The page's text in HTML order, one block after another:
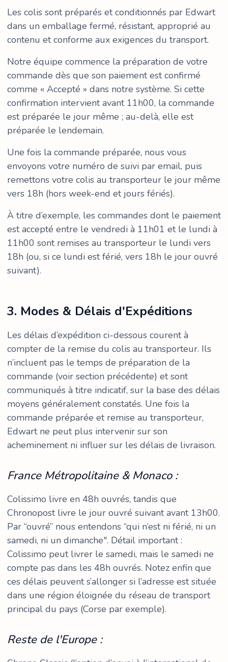
Les colis sont préparés et conditionnés par Edwart
dans un emballage fermé, résistant, approprié au
contenu et conforme aux exigences du transport.
Notre équipe commence la préparation de votre
commande dès que son paiement est confirmé
comme « Accepté » dans notre système. Si cette
confirmation intervient avant 11h00, la commande
est préparée le jour même ; au-delà, elle est
préparée le lendemain.
Une fois la commande préparée, nous vous
envoyons votre numéro de suivi par email, puis
remettons votre colis au transporteur le jour même
vers 18h (hors week-end et jours fériés).
À titre d’exemple, les commandes dont le paiement
est accepté entre le vendredi à 11h01 et le lundi à
11h00 sont remises au transporteur le lundi vers
18h (ou, si ce lundi est férié, vers 18h le jour ouvré
suivant).
3. Modes & Délais d'Expéditions
Les délais d’expédition ci-dessous courent à
compter de la remise du colis au transporteur. Ils
n’incluent pas le temps de préparation de la
commande (voir section précédente) et sont
communiqués à titre indicatif, sur la base des délais
moyens généralement constatés. Une fois la
commande préparée et remise au transporteur,
Edwart ne peut plus intervenir sur son
acheminement ni influer sur les délais de livraison.
France Métropolitaine & Monaco :
Colissimo livre en 48h ouvrés, tandis que
Chronopost livre le jour ouvré suivant avant 13h00.
Par “ouvré” nous entendons “qui n’est ni férié, ni un
samedi, ni un dimanche". Détail important :
Colissimo peut livrer le samedi, mais le samedi ne
compte pas dans les 48h ouvrés. Notez enfin que
ces délais peuvent s’allonger si l’adresse est située
dans une région éloignée du réseau de transport
principal du pays (Corse par exemple).
Reste de l'Europe :